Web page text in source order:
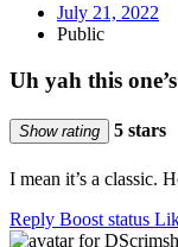
July 21, 2022
Public
Uh yah this
Show rating 5 stars
I mean it’s a classic.
Reply Boost status